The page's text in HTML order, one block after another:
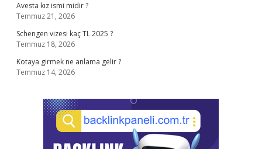
Avesta kız ismi midir ?
Temmuz 21, 2026
Schengen vizesi kaç TL 2025 ?
Temmuz 18, 2026
Kotaya girmek ne anlama gelir ?
Temmuz 14, 2026